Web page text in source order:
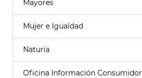
Mayores
Mujer e Igualdad
Naturia
Oficina Información Consumidor